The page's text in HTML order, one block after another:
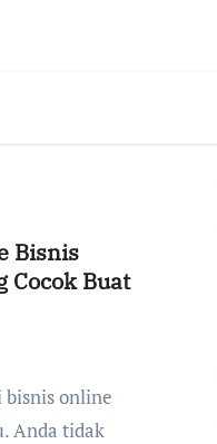
Bisnis
Cocok Buat
Anda tidak